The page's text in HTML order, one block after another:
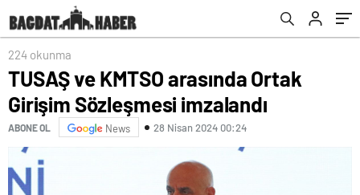
224 okunma
TUSAŞ ve KMTSO arasında Ortak
Girişim Sözleşmesi imzalandı
ABONE OL News 28 Nisan 2024 00:24